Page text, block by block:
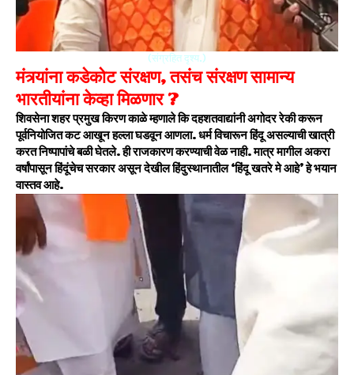
(संग्रहित दृश्य.)
मंत्र्यांना कडेकोट संरक्षण, तसंच संरक्षण सामान्य
भारतीयांना केव्हा मिळणार ?
शिवसेना शहर प्रमुख किरण काळे म्हणाले कि दहशतवाद्यांनी अगोदर रेकी करून
पूर्वनियोजित कट आखून हल्ला घडवून आणला. धर्म विचारून हिंदू असल्याची खात्री
करत निष्पापांचे बळी घेतले. ही राजकारण करण्याची वेळ नाही. मात्र मागील अकरा
वर्षांपासून हिंदूंचेच सरकार असून देखील हिंदुस्थानातील ‘हिंदू खतरे मे आहे’ हे भयान
वास्तव आहे.